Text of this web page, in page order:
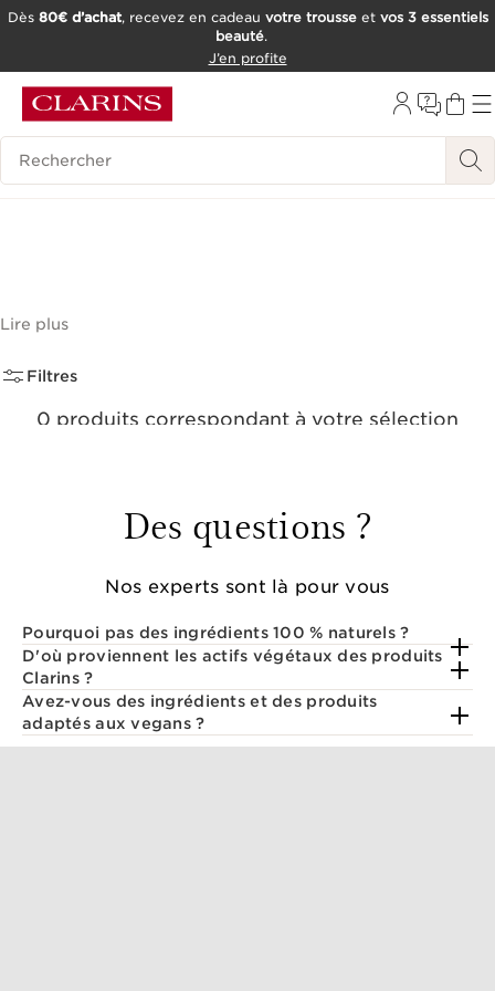
OUTIL D'ACCESSIBILITÉ
Dès 80€ d’achat, recevez en cadeau votre trousseet vos 3 essentiels
beauté.
J’en profite
Historique des recherches
Lire plus
Filtres
0 produits correspondant à votre sélection
Des questions ?
Nos experts sont là pour vous
Pourquoi pas des ingrédients 100 % naturels ?
D'où proviennent les actifs végétaux des produits
Clarins ?
Avez-vous des ingrédients et des produits
adaptés aux vegans ?